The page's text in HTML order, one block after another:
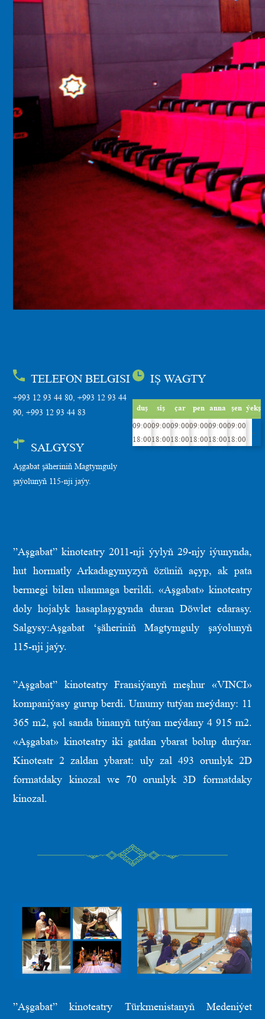
TELEFON BELGISI
+993 12 93 44 80, +993 12 93 44
90, +993 12 93 44 83
SALGYSY
Aşgabat şäheriniň Magtymguly
şaýolunyň 115-nji jaýy.
IŞ WAGTY
duş siş çar pen anna şen ýekş
09:00
18:00
09:00
18:00
09:00
18:00
09:00
18:00
09:00
18:00
09:00
18:00
-
”Aşgabat” kinoteatry 2011-nji ýylyň 29-njy iýunynda,
hut hormatly Arkadagymyzyň özüniň açyp, ak pata
bermegi bilen ulanmaga berildi. «Aşgabat» kinoteatry
doly hojalyk hasaplaşygynda duran Döwlet edarasy.
Salgysy:Aşgabat ‘şäheriniň Magtymguly şaýolunyň
115-nji jaýy.
”Aşgabat” kinoteatry Fransiýanyň meşhur «VINCI»
kompaniýasy gurup berdi. Umumy tutýan meýdany: 11
365 m2, şol sanda binanyň tutýan meýdany 4 915 m2.
«Aşgabat» kinoteatry iki gatdan ybarat bolup durýar.
Kinoteatr 2 zaldan ybarat: uly zal 493 orunlyk 2D
formatdaky kinozal we 70 orunlyk 3D formatdaky
kinozal.
”Aşgabat” kinoteatry Türkmenistanyň Medeniýet